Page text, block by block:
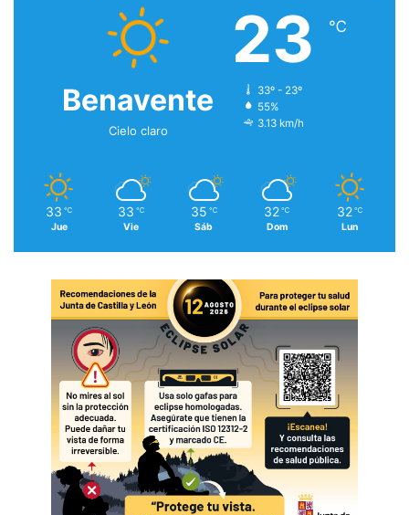
Benavente
Cielo claro
23 ℃
33º - 23º
55%
3.13 km/h
33 ℃
Jue
33 ℃
Vie
35 ℃
Sáb
32 ℃
Dom
32 ℃
Lun